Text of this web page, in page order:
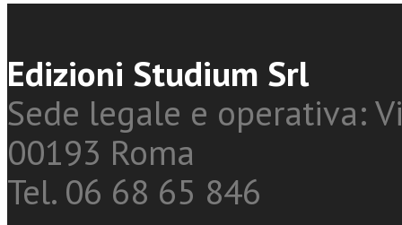
Edizioni Studium Srl
Sede legale e operativa:
00193 Roma
Tel. 06 68 65 846